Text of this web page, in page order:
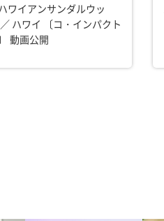
ワイアンサンダルウッ
ハワイ 〔コ・インパクト
動画公開